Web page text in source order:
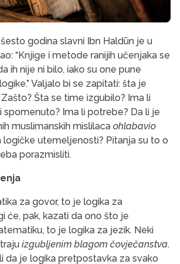
godina slavni Ibn Haldūn je u
“Knjige i metode ranijih učenjaka se
ih nije ni bilo, iako su one pune
Valjalo bi se zapitati: šta je
Šta se time izgubilo? Ima li
spomenuto? Ima li potrebe? Da li je
muslimanskih mislilaca ohlabavio
utemeljenosti? Pitanja su to o
porazmisliti.
za govor, to je logika za
će, pak, kazati da ono što je
to je logika za jezik. Neki
izgubljenim blagom čovječanstva.
da je logika pretpostavka za svako